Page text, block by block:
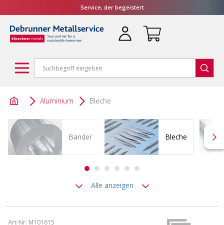
Service, der begeistert
Aluminium Bleche
Bänder Bleche
Alle anzeigen
Art-Nr. M101615